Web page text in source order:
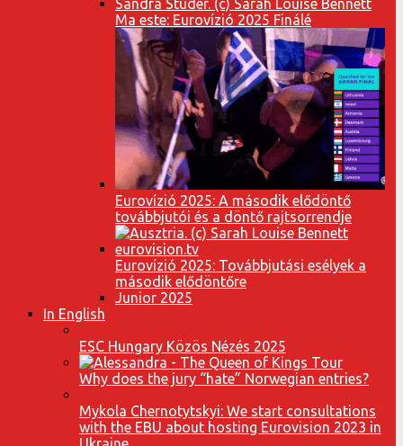
Ma este: Eurovízió 2025 Finálé
Eurovízió 2025: A második elődöntő
továbbjutói és a döntő rajtsorrendje
Eurovízió 2025: Továbbjutási esélyek a
második elődöntőre
Junior 2025
In English
ESC Hungary Közös Nézés 2025
Why does the jury “hate” Norwegian entries?
Mykola Chernotytskyi: We start consultations
with the EBU about hosting Eurovision 2023 in